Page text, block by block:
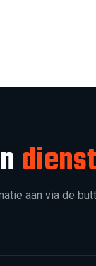
aan via de